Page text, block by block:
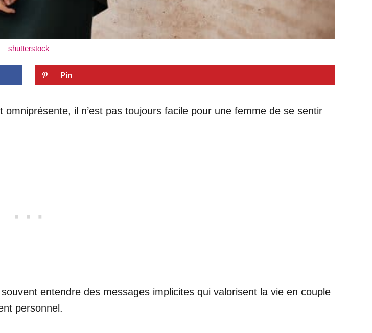
shutterstock
Pin
il n’est pas toujours facile pour une femme de se sentir
entendre des messages implicites qui valorisent la vie en couple
personnel.